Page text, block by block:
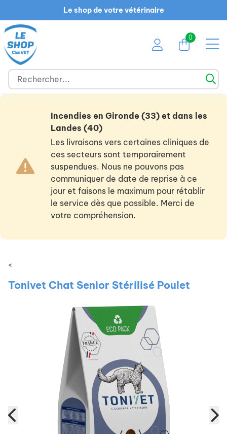
Le shop de votre vétérinaire
0
Incendies en Gironde (33) et dans les
Landes (40)
Les livraisons vers certaines cliniques de
ces secteurs sont temporairement
suspendues. Nous ne pouvons pas
communiquer de date de reprise à ce
jour et faisons le maximum pour rétablir
le service dès que possible. Merci de
votre compréhension.
<
Tonivet Chat Senior Stérilisé Poulet